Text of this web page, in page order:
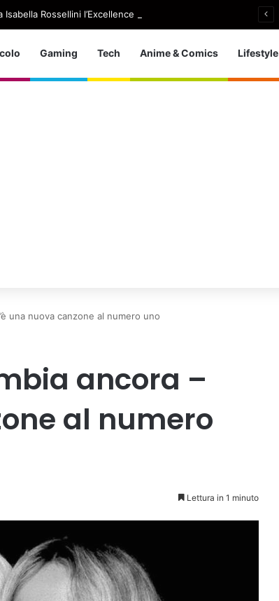
Rossellini l’Excellence Award
Gaming Tech Anime & Comics Lifestyle
una nuova canzone al numero uno
ancora –
al numero
Lettura in 1 minuto